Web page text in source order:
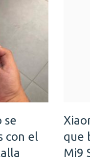
se
con el
que
Mi9